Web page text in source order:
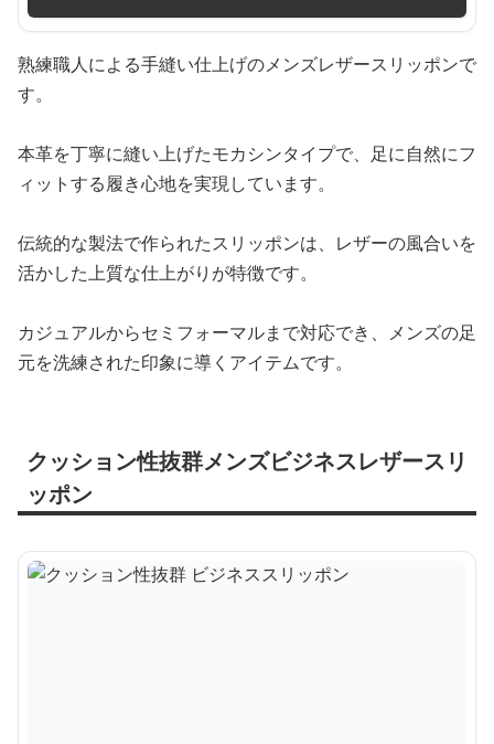
熟練職人による手縫い仕上げのメンズレザースリッポンで
す。
本革を丁寧に縫い上げたモカシンタイプで、足に自然にフ
ィットする履き心地を実現しています。
伝統的な製法で作られたスリッポンは、レザーの風合いを
活かした上質な仕上がりが特徴です。
カジュアルからセミフォーマルまで対応でき、メンズの足
元を洗練された印象に導くアイテムです。
クッション性抜群メンズビジネスレザースリ
ッポン